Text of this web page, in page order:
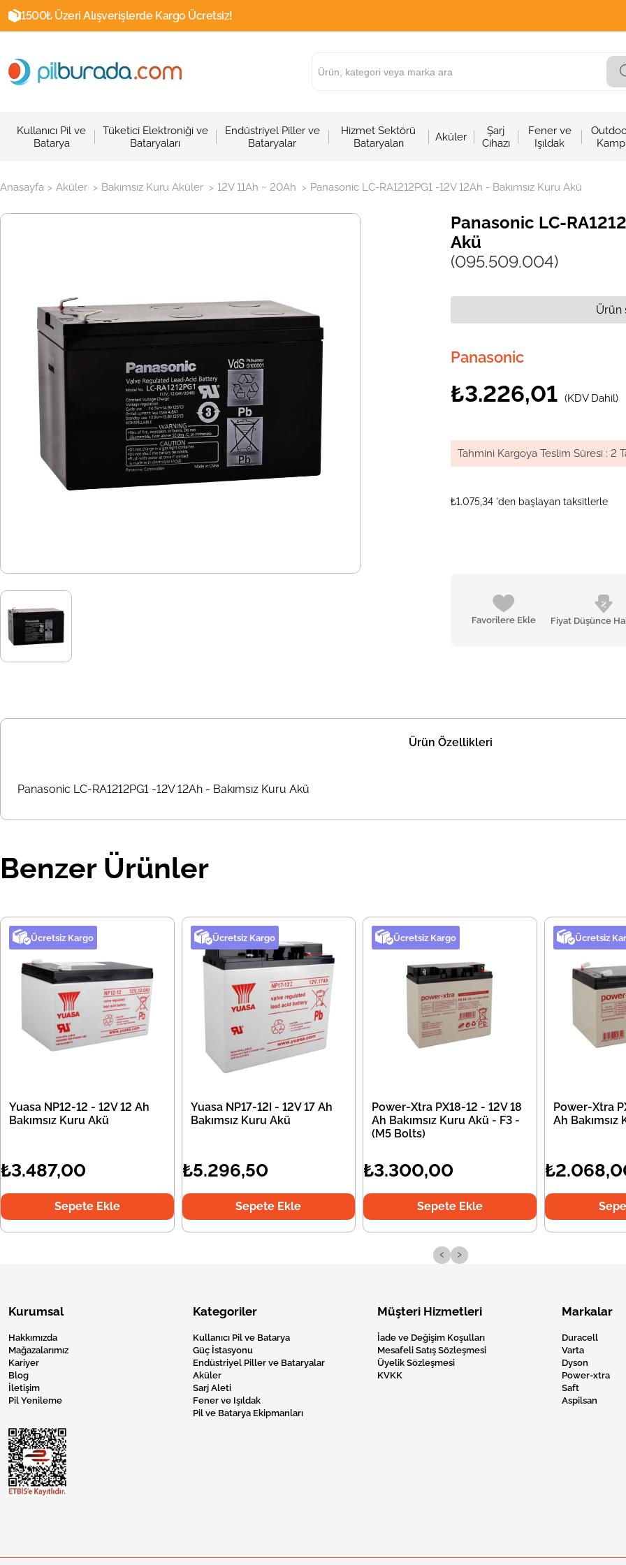
1500₺ Üzeri Alışverişlerde Kargo Ücretsiz!
Kullanıcı Pil ve
Batarya
Tüketici Elektroniği ve
Bataryaları
Endüstriyel Piller ve
Bataryalar
Hizmet Sektörü
Bataryaları
Aküler
Şarj
Cihazı
Fener ve
Işıldak
Kamp
Anasayfa > Aküler > Bakımsız Kuru Aküler > 12V 11Ah ~ 20Ah > Panasonic LC-RA1212PG1 -12V 12Ah - Bakımsız Kuru Akü
Panasonic LC-
Akü
(095.509.004)
Panasonic
₺3.226,01 (KDV Dahil)
Tahmini Kargoya Teslim Süresi : 2
₺1.075,34 'den başlayan taksitlerle
Favorilere Ekle Fiyat Düşünce
Ürün
Ürün Özellikleri
Panasonic LC-RA1212PG1 -12V 12Ah - Bakımsız Kuru Akü
Benzer Ürünler
Ücretsiz Kargo
Yuasa NP12-12 - 12V 12 Ah
Bakımsız Kuru Akü
₺3.487,00
Sepete Ekle
Ücretsiz Kargo
Yuasa NP17-12I - 12V 17 Ah
Bakımsız Kuru Akü
₺5.296,50
Sepete Ekle
Ücretsiz Kargo
Power-Xtra PX18-12 - 12V 18
Ah Bakımsız Kuru Akü - F3 -
(M5 Bolts)
₺3.300,00
Sepete Ekle
Ücretsiz
Power-Xtra
Ah
‹ ›
Kurumsal
Hakkımızda
Mağazalarımız
Kariyer
Blog
İletişim
Pil Yenileme
Kategoriler
Kullanıcı Pil ve Batarya
Güç İstasyonu
Endüstriyel Piller ve Bataryalar
Aküler
Sarj Aleti
Fener ve Işıldak
Pil ve Batarya Ekipmanları
Müşteri Hizmetleri
İade ve Değişim Koşulları
Mesafeli Satış Sözleşmesi
Üyelik Sözleşmesi
KVKK
Markalar
Duracell
Varta
Dyson
Power-xtra
Saft
Aspilsan